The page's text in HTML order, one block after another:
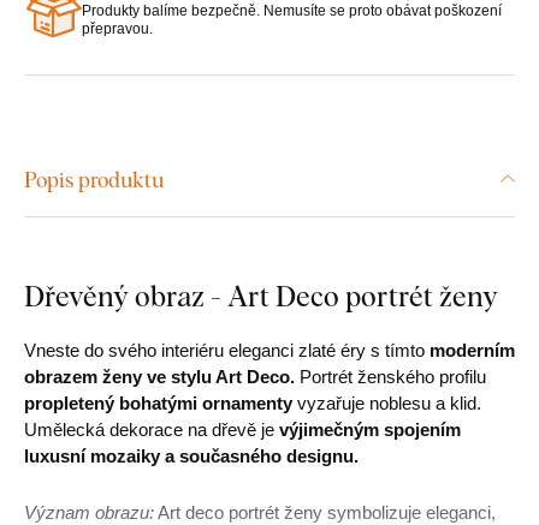
Produkty balíme bezpečně. Nemusíte se proto obávat poškození
přepravou.
Popis produktu
Dřevěný obraz - Art Deco portrét ženy
Vneste do svého interiéru eleganci zlaté éry s tímto moderním
obrazem ženy ve stylu Art Deco. Portrét ženského profilu
propletený bohatými ornamenty vyzařuje noblesu a klid.
Umělecká dekorace na dřevě je výjimečným spojením
luxusní mozaiky a současného designu.
Význam obrazu:Art deco portrét ženy symbolizuje eleganci,